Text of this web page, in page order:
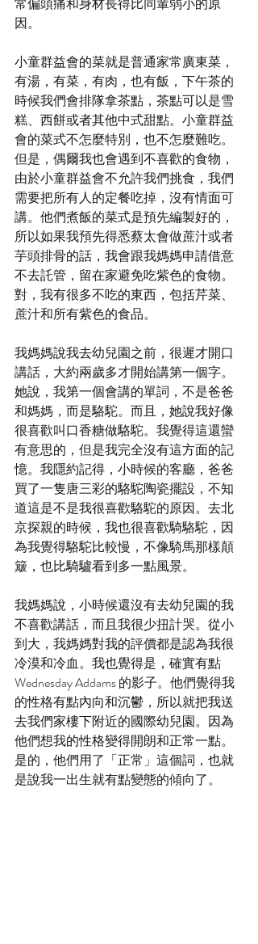
因。
小童群益會的菜就是普通家常廣東菜，
有湯，有菜，有肉，也有飯，下午茶的
時候我們會排隊拿茶點，茶點可以是雪
糕、西餅或者其他中式甜點。小童群益
會的菜式不怎麼特別，也不怎麼難吃。
但是，偶爾我也會遇到不喜歡的食物，
由於小童群益會不允許我們挑食，我們
需要把所有人的定餐吃掉，沒有情面可
講。他們煮飯的菜式是預先編製好的，
所以如果我預先得悉蔡太會做蔗汁或者
芋頭排骨的話，我會跟我媽媽申請借意
不去託管，留在家避免吃紫色的食物。
對，我有很多不吃的東西，包括芹菜、
蔗汁和所有紫色的食品。
我媽媽說我去幼兒園之前，很遲才開口
講話，大約兩歲多才開始講第一個字。
她說，我第一個會講的單詞，不是爸爸
和媽媽，而是駱駝。而且，她說我好像
很喜歡叫口香糖做駱駝。我覺得這還蠻
有意思的，但是我完全沒有這方面的記
憶。我隱約記得，小時候的客廳，爸爸
買了一隻唐三彩的駱駝陶瓷擺設，不知
道這是不是我很喜歡駱駝的原因。去北
京探親的時候，我也很喜歡騎駱駝，因
為我覺得駱駝比較慢，不像騎馬那樣顛
簸，也比騎驢看到多一點風景。
我媽媽說，小時候還沒有去幼兒園的我
不喜歡講話，而且我很少扭計哭。從小
到大，我媽媽對我的評價都是認為我很
冷漠和冷血。我也覺得是，確實有點
Wednesday Addams 的影子。他們覺得我
的性格有點內向和沉鬱，所以就把我送
去我們家樓下附近的國際幼兒園。因為
他們想我的性格變得開朗和正常一點。
是的，他們用了「正常」這個詞，也就
是說我一出生就有點變態的傾向了。